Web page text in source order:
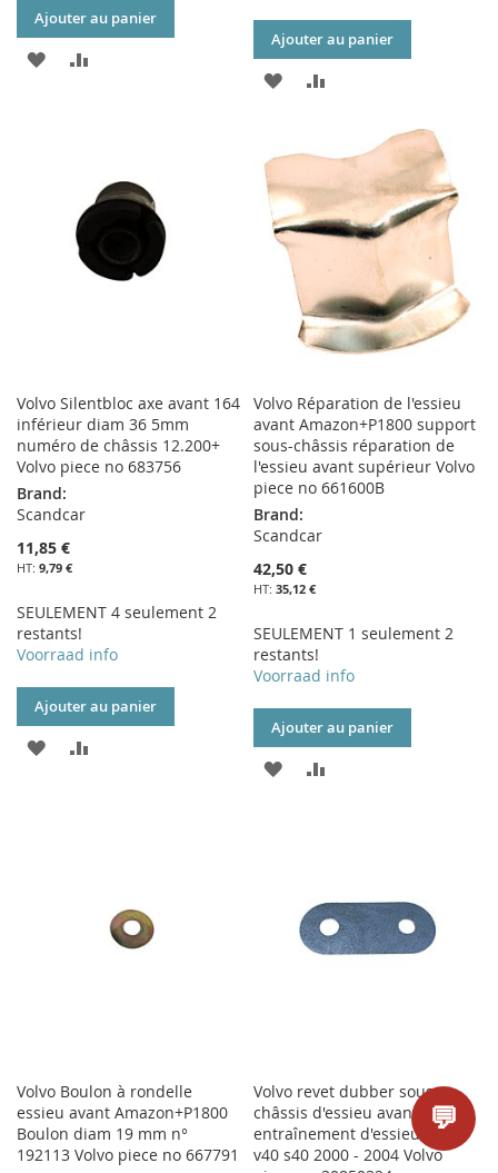
Ajouter au panier
AJOUTER
D’ENVIE
Ajouter au panier
AJOUTER
MA
LISTE
D’ENVIE
COMPARATEUR
Volvo Silentbloc axe avant 164
inférieur diam 36 5mm
numéro de châssis 12.200+
Volvo piece no 683756
Brand:
Scandcar
11,85 €
9,79 €
SEULEMENT 4 seulement 2
restants!
Voorraad info
Ajouter au panier
AJOUTER
Volvo Réparation de l'essieu
avant Amazon+P1800 support
sous-châssis réparation de
l'essieu avant supérieur Volvo
piece no 661600B
Brand:
Scandcar
42,50 €
35,12 €
SEULEMENT 1 seulement 2
restants!
Voorraad info
Ajouter au panier
AJOUTER
D’ENVIE
Volvo Boulon à rondelle
essieu avant Amazon+P1800
Boulon diam 19 mm n°
192113 Volvo piece no 667791
Volvo revet dubber sous-
châssis d'essieu avant
entraînement d'essieu avant
v40 s40 2000 - 2004 Volvo
💬